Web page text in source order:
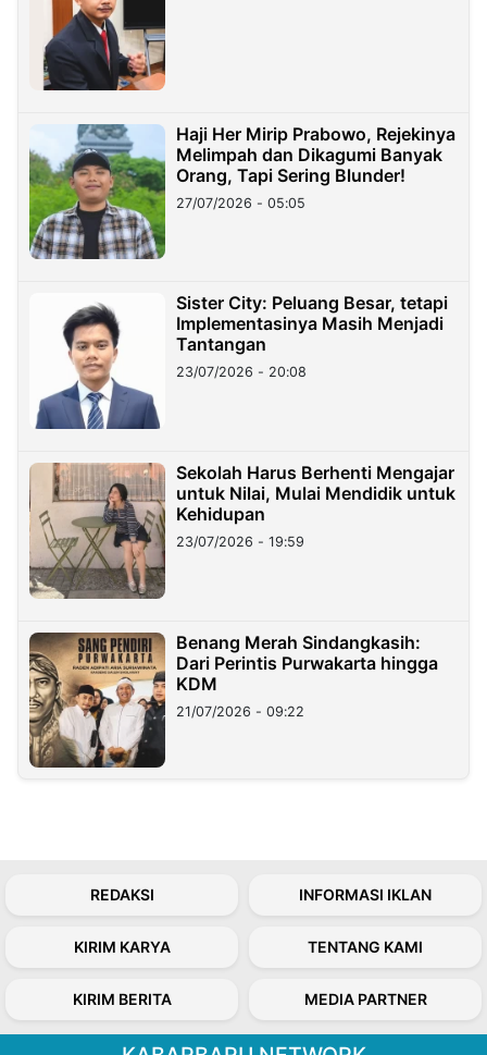
Haji Her Mirip Prabowo, Rejekinya
Melimpah dan Dikagumi Banyak
Orang, Tapi Sering Blunder!
27/07/2026 - 05:05
Sister City: Peluang Besar, tetapi
Implementasinya Masih Menjadi
Tantangan
23/07/2026 - 20:08
Sekolah Harus Berhenti Mengajar
untuk Nilai, Mulai Mendidik untuk
Kehidupan
23/07/2026 - 19:59
Benang Merah Sindangkasih:
Dari Perintis Purwakarta hingga
KDM
21/07/2026 - 09:22
REDAKSI INFORMASI IKLAN
KIRIM KARYA TENTANG KAMI
KIRIM BERITA MEDIA PARTNER